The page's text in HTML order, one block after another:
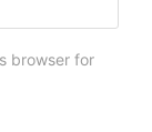
browser for